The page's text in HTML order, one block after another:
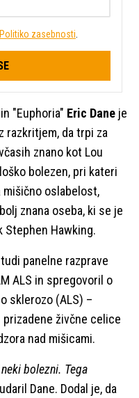
Politiko zasebnosti
"Euphoria" Eric Dane je
razkritjem, da trpi za
znano kot Lou
bolezen, pri kateri
mišično oslabelost,
znana oseba, ki se je
Stephen Hawking.
panelne razprave
ALS in spregovoril o
sklerozo (ALS) –
živčne celice
nad mišicami.
bolezni. Tega
Dane. Dodal je, da